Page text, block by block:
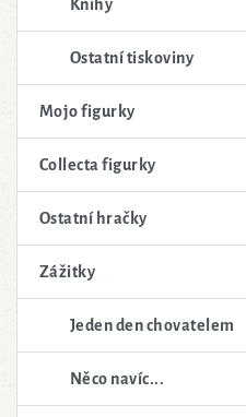
Knihy
Ostatní tiskoviny
Mojo figurky
Collecta figurky
Ostatní hračky
Zážitky
Jeden den chovatelem
Něco navíc...